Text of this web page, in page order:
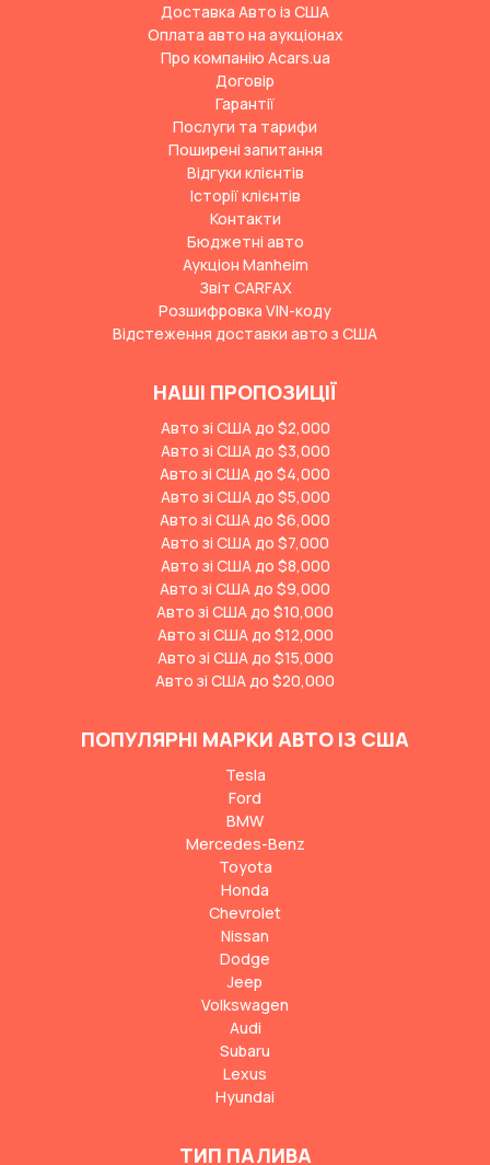
Доставка Авто із США
Оплата авто на аукціонах
Про компанію Acars.ua
Договір
Гарантії
Послуги та тарифи
Поширені запитання
Відгуки клієнтів
Історії клієнтів
Контакти
Бюджетні авто
Аукціон Manheim
Звіт CARFAX
Розшифровка VIN-коду
Відстеження доставки авто з США
НАШІ ПРОПОЗИЦІЇ
Авто зі США до $2,000
Авто зі США до $3,000
Авто зі США до $4,000
Авто зі США до $5,000
Авто зі США до $6,000
Авто зі США до $7,000
Авто зі США до $8,000
Авто зі США до $9,000
Авто зі США до $10,000
Авто зі США до $12,000
Авто зі США до $15,000
Авто зі США до $20,000
ПОПУЛЯРНІ МАРКИ АВТО ІЗ США
Tesla
Ford
BMW
Mercedes-Benz
Toyota
Honda
Chevrolet
Nissan
Dodge
Jeep
Volkswagen
Audi
Subaru
Lexus
Hyundai
ТИП ПАЛИВА